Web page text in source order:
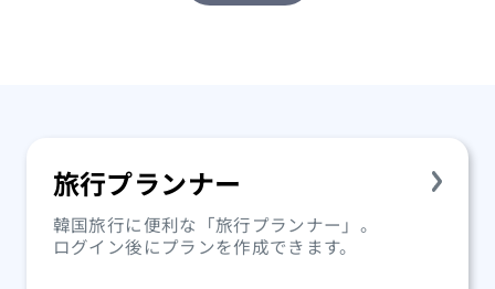
旅行プランナー
韓国旅行に便利な「旅行プランナー」。
ログイン後にプランを作成できます。